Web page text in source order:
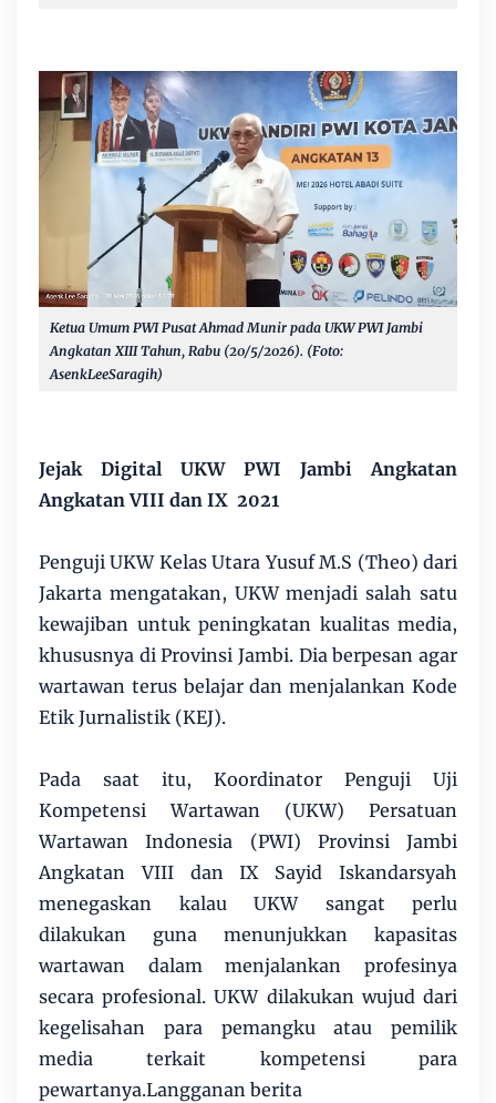
Ketua Umum PWI Pusat Ahmad Munir pada UKW PWI Jambi
Angkatan XIII Tahun, Rabu (20/5/2026). (Foto:
AsenkLeeSaragih)
Jejak Digital UKW PWI Jambi Angkatan
Angkatan VIII dan IX 2021
Penguji UKW Kelas Utara Yusuf M.S (Theo) dari
Jakarta mengatakan, UKW menjadi salah satu
kewajiban untuk peningkatan kualitas media,
khususnya di Provinsi Jambi. Dia berpesan agar
wartawan terus belajar dan menjalankan Kode
Etik Jurnalistik (KEJ).
Pada saat itu, Koordinator Penguji Uji
Kompetensi Wartawan (UKW) Persatuan
Wartawan Indonesia (PWI) Provinsi Jambi
Angkatan VIII dan IX Sayid Iskandarsyah
menegaskan kalau UKW sangat perlu
dilakukan guna menunjukkan kapasitas
wartawan dalam menjalankan profesinya
secara profesional. UKW dilakukan wujud dari
kegelisahan para pemangku atau pemilik
media terkait kompetensi para
pewartanya.Langganan berita